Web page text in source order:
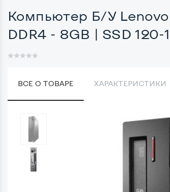
Компьютер Б/У
DDR4 - 8GB | SSD 120-
ВСЕ О ТОВАРЕ ХАРАКТЕРИСТИКИ